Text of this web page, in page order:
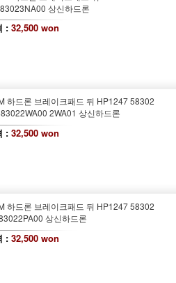
상신하드론
: 32,500 won
하드론 브레이크패드 뒤 HP1247 58302
2WA01 상신하드론
: 32,500 won
하드론 브레이크패드 뒤 HP1247 58302
상신하드론
: 32,500 won